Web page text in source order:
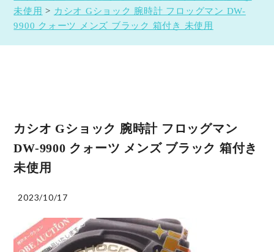
未使用 > カシオ Gショック 腕時計 フロッグマン DW-
9900 クォーツ メンズ ブラック 箱付き 未使用
カシオ Gショック 腕時計 フロッグマン
DW-9900 クォーツ メンズ ブラック 箱付き
未使用
2023/10/17